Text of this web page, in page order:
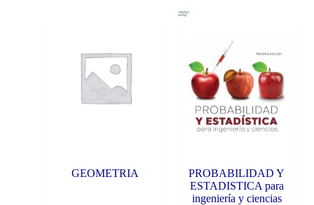
GEOMETRIA
PROBABILIDAD Y
ESTADISTICA para
ingeniería y ciencias